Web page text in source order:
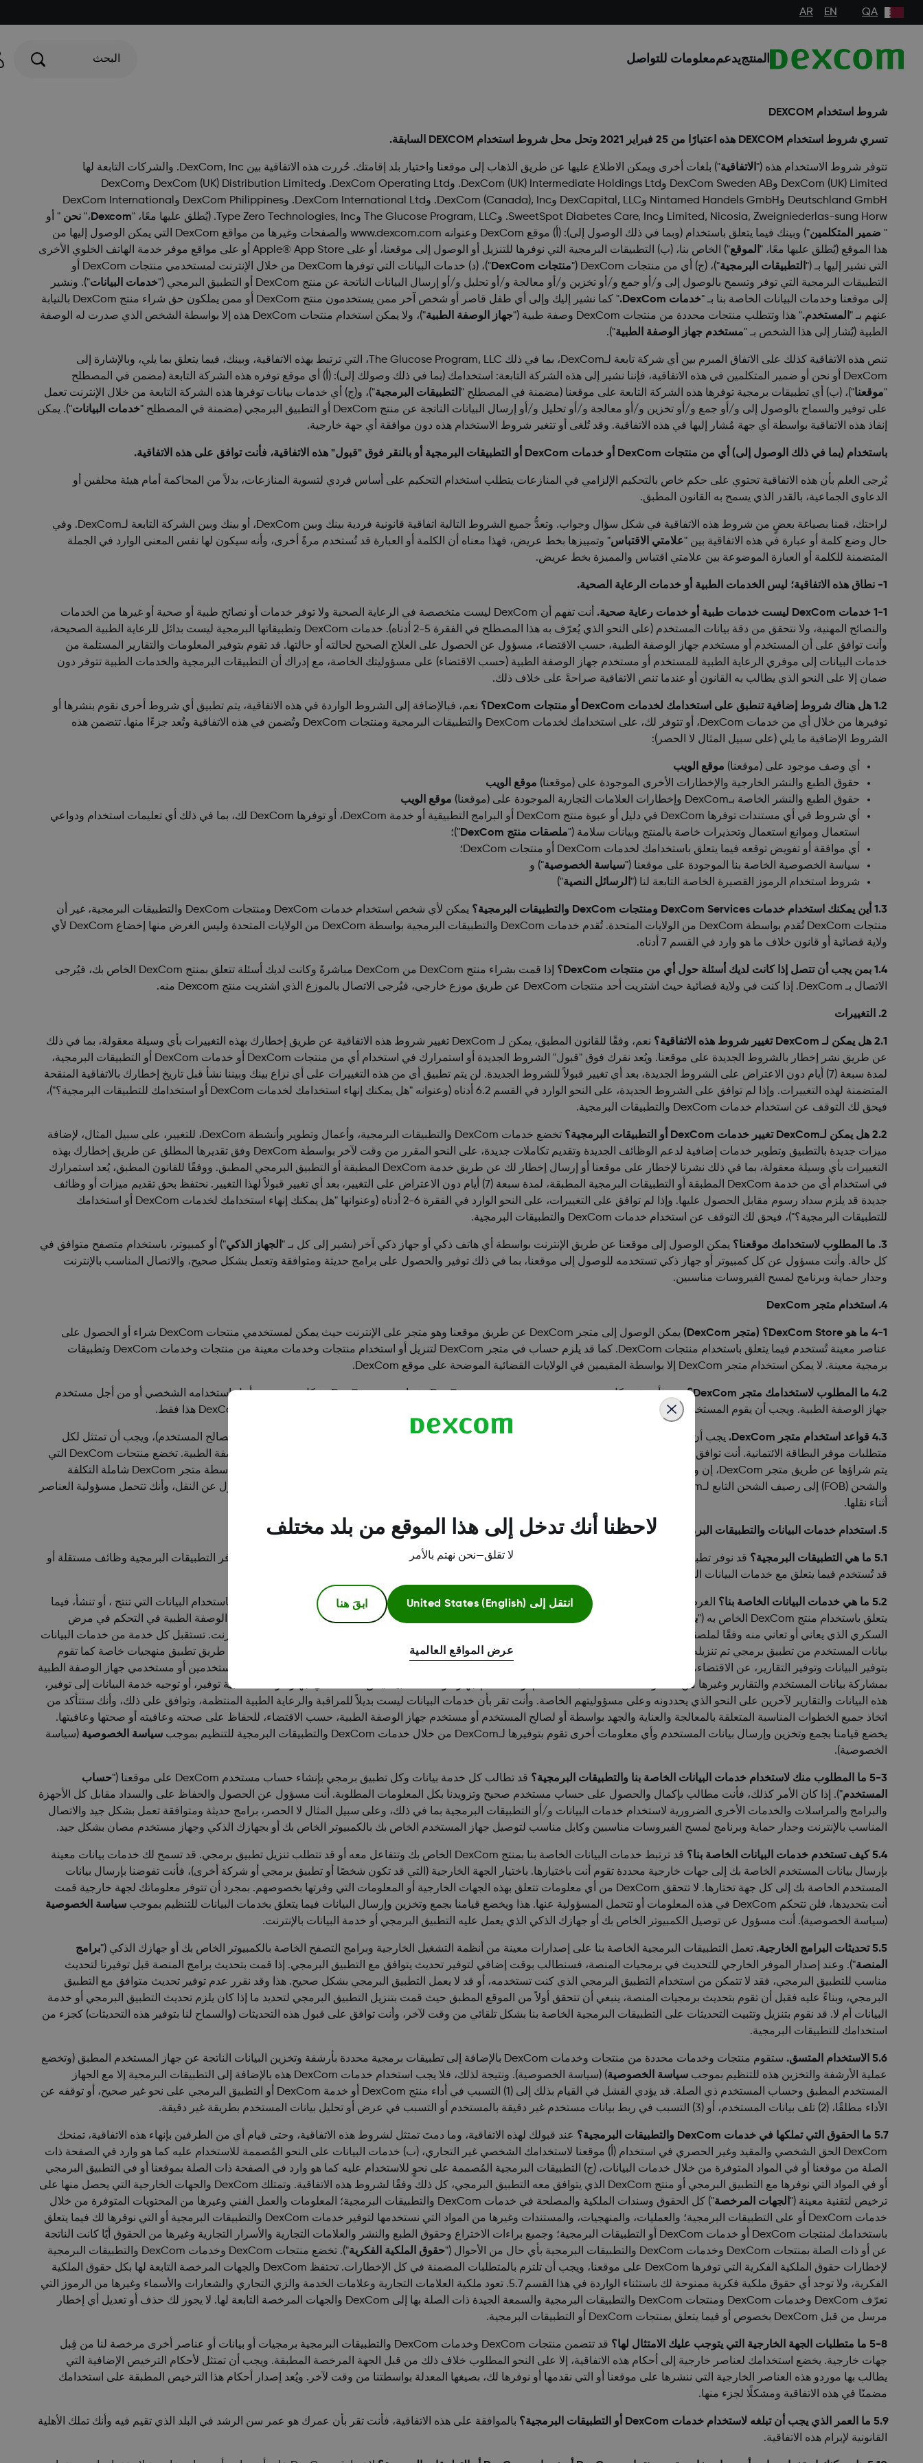
QA
EN
AR
المنتجيدعممعلومات للتواصل البحث
شروط استخدام DEXCOM
تسري شروط استخدام DEXCOM هذه اعتبارًا من 25 فبراير 2021 وتحل محل شروط استخدام DEXCOM السابقة.
تتوفر شروط الاستخدام هذه (" الاتفاقية
") بلغات أخرى ويمكن الاطلاع عليها عن طريق الذهاب إلى موقعنا واختيار بلد إقامتك. حُررت هذه الاتفاقية بين DexCom, Inc. والشركات التابعة لها
DexCom (UK) Limited وDexCom Sweden AB وDexCom (UK) Intermediate Holdings Ltd. وDexCom Operating Ltd. وDexCom (UK) Distribution Limited وDexCom
Deutschland GmbH وNintamed Handels GmbH وDexCapital, LLC وDexCom (Canada), Inc. وDexCom International Ltd. وDexCom Philippines وDexCom International
Limited, Nicosia, Zweigniederlas-sung Horw وSweetSpot Diabetes Care, Inc. وThe Glucose Program, LLC وType Zero Technologies, Inc. (يُطلق عليها معًا، "
Dexcom ،" نحن" أو
" ضمير المتكلمين
") وبينك فيما يتعلق باستخدام (وبما في ذلك الوصول إلى): (أ) موقع DexCom وعنوانه www.dexcom.com والصفحات وغيرها من مواقع DexCom التي يمكن الوصول إليها من
هذا الموقع (يُطلق عليها معًا، " الموقع
") الخاص بنا، (ب) التطبيقات البرمجية التي نوفرها للتنزيل أو الوصول إلى موقعنا، أو على Apple® App Store أو على مواقع موفر خدمة الهاتف الخلوي الأخرى
التي نشير إليها بـ (" التطبيقات البرمجية")، (ج) أي من منتجات DexCom (" منتجات DexCom
")، (د) خدمات البيانات التي توفرها DexCom من خلال الإنترنت لمستخدمي منتجات DexCom أو
التطبيقات البرمجية التي توفر وتسمح بالوصول إلى و/أو جمع و/أو تخزين و/أو معالجة و/أو تحليل و/أو إرسال البيانات الناتجة عن منتج DexCom أو التطبيق البرمجي ("
خدمات البيانات"). ونشير
إلى موقعنا وخدمات البيانات الخاصة بنا بـ "خدمات DexCom.
" كما نشير إليك وإلى أي طفل قاصر أو شخص آخر ممن يستخدمون منتج DexCom أو ممن يملكون حق شراء منتج DexCom بالنيابة
عنهم بـ " المستخدم." هذا وتتطلب منتجات محددة من منتجات DexCom وصفة طبية (" جهاز الوصفة الطبية
")، ولا يمكن استخدام منتجات DexCom هذه إلا بواسطة الشخص الذي صدرت له الوصفة
الطبية (يُشار إلى هذا الشخص بـ "مستخدم جهاز الوصفة الطبية").
تنص هذه الاتفاقية كذلك على الاتفاق المبرم بين أي شركة تابعة لـDexCom، بما في ذلك The Glucose Program, LLC، التي ترتبط بهذه الاتفاقية، وبينك، فيما يتعلق بما يلي، وبالإشارة إلى
DexCom أو نحن أو ضمير المتكلمين في هذه الاتفاقية، فإننا نشير إلى هذه الشركة التابعة: استخدامك (بما في ذلك وصولك إلى): (أ) أي موقع توفره هذه الشركة التابعة (مضمن في المصطلح
"موقعنا")، (ب) أي تطبيقات برمجية توفرها هذه الشركة التابعة على موقعنا (مضمنة في المصطلح " التطبيقات البرمجية")، و(ج) أي خدمات بيانات توفرها هذه الشركة التابعة من خلال الإنترنت تعمل
على توفير والسماح بالوصول إلى و/أو جمع و/أو تخزين و/أو معالجة و/أو تحليل و/أو إرسال البيانات الناتجة عن منتج DexCom أو التطبيق البرمجي (مضمنة في المصطلح "
خدمات البيانات"). يمكن
إنفاذ هذه الاتفاقية بواسطة أي جهة مُشار إليها في هذه الاتفاقية. وقد تُلغى أو تتغير شروط الاستخدام هذه دون موافقة أي جهة خارجية.
باستخدام (بما في ذلك الوصول إلى) أي من منتجات DexCom أو خدمات DexCom أو التطبيقات البرمجية أو بالنقر فوق "قبول" هذه الاتفاقية، فأنت توافق على هذه الاتفاقية.
يُرجى العلم بأن هذه الاتفاقية تحتوي على حكم خاص بالتحكيم الإلزامي في المنازعات يتطلب استخدام التحكيم على أساس فردي لتسوية المنازعات، بدلاً من المحاكمة أمام هيئة محلفين أو
الدعاوى الجماعية، بالقدر الذي يسمح به القانون المطبق.
لراحتك، قمنا بصياغة بعضٍ من شروط هذه الاتفاقية في شكل سؤال وجواب. وتعدُّ جميع الشروط التالية اتفاقية قانونية فردية بينك وبين DexCom، أو بينك وبين الشركة التابعة لـDexCom. وفي
حال وضع كلمة أو عبارة في هذه الاتفاقية بين "علامتي الاقتباس" وتمييزها بخط عريض، فهذا معناه أن الكلمة أو العبارة قد تُستخدم مرةً أخرى، وأنه سيكون لها نفس المعنى الوارد في الجملة
المتضمنة للكلمة أو العبارة الموضوعة بين علامتي اقتباس والمميزة بخط عريض.
1- نطاق هذه الاتفاقية؛ ليس الخدمات الطبية أو خدمات الرعاية الصحية.
1-1 خدمات DexCom ليست خدمات طبية أو خدمات رعاية صحية.
أنت تفهم أن DexCom ليست متخصصة في الرعاية الصحية ولا توفر خدمات أو نصائح طبية أو صحية أو غيرها من الخدمات
والنصائح المهنية، ولا نتحقق من دقة بيانات المستخدم (على النحو الذي يُعرّف به هذا المصطلح في الفقرة 5-2 أدناه). خدمات DexCom وتطبيقاتها البرمجية ليست بدائل للرعاية الطبية الصحيحة،
وأنت توافق على أن المستخدم أو مستخدم جهاز الوصفة الطبية، حسب الاقتضاء، مسؤول عن الحصول على العلاج الصحيح لحالته أو حالتها. قد تقوم بتوفير المعلومات والتقارير المستلمة من
خدمات البيانات إلى موفري الرعاية الطبية للمستخدم أو مستخدم جهاز الوصفة الطبية (حسب الاقتضاء) على مسؤوليتك الخاصة، مع إدراك أن التطبيقات البرمجية والخدمات الطبية تتوفر دون
ضمان إلا على النحو الذي يطالب به القانون أو عندما تنص الاتفاقية صراحةً على خلاف ذلك.
1.2 هل هناك شروط إضافية تنطبق على استخدامك لخدمات DexCom أو منتجات DexCom؟
نعم، فبالإضافة إلى الشروط الواردة في هذه الاتفاقية، يتم تطبيق أي شروط أخرى نقوم بنشرها أو
توفيرها من خلال أي من خدمات DexCom، أو تتوفر لك، على استخدامك لخدمات DexCom والتطبيقات البرمجية ومنتجات DexCom وتُضمن في هذه الاتفاقية وتُعد جزءًا منها. تتضمن هذه
الشروط الإضافية ما يلي (على سبيل المثال لا الحصر):
أي وصف موجود على (موقعنا) موقع الويب
حقوق الطبع والنشر الخارجية والإخطارات الأخرى الموجودة على (موقعنا) موقع الويب
حقوق الطبع والنشر الخاصة بـDexCom وإخطارات العلامات التجارية الموجودة على (موقعنا)
موقع الويب
أي شروط في أي مستندات توفرها DexCom في دليل أو عبوة منتج DexCom أو البرامج التطبيقية أو خدمة DexCom، أو توفرها DexCom لك، بما في ذلك أي تعليمات استخدام ودواعي
استعمال وموانع استعمال وتحذيرات خاصة بالمنتج وبيانات سلامة ("ملصقات منتج DexCom
")؛
أي موافقة أو تفويض توقعه فيما يتعلق باستخدامك لخدمات DexCom أو منتجات DexCom؛
سياسة الخصوصية الخاصة بنا الموجودة على موقعنا ("سياسة الخصوصية") و
شروط استخدام الرموز القصيرة الخاصة التابعة لنا (" الرسائل النصية"
)
1.3 أين يمكنك استخدام خدمات DexCom Services ومنتجات DexCom والتطبيقات البرمجية؟
يمكن لأي شخص استخدام خدمات DexCom ومنتجات DexCom والتطبيقات البرمجية، غير أن
منتجات DexCom تُقدم بواسطة DexCom من الولايات المتحدة. تُقدم خدمات DexCom والتطبيقات البرمجية بواسطة DexCom من الولايات المتحدة وليس الغرض منها إخضاع DexCom لأي
ولاية قضائية أو قانون خلاف ما هو وارد في القسم 7 أدناه.
1.4 بمن يجب أن تتصل إذا كانت لديك أسئلة حول أي من منتجات DexCom؟
إذا قمت بشراء منتج DexCom من DexCom مباشرةً وكانت لديك أسئلة تتعلق بمنتج DexCom الخاص بك، فيُرجى
الاتصال بـ DexCom. إذا كنت في ولاية قضائية حيث اشتريت أحد منتجات DexCom عن طريق موزع خارجي، فيُرجى الاتصال بالموزع الذي اشتريت منتج Dexcom منه.
2. التغييرات
2.1 هل يمكن لـ DexCom تغيير شروط هذه الاتفاقية؟
نعم، وفقًا للقانون المطبق، يمكن لـ DexCom تغيير شروط هذه الاتفاقية عن طريق إخطارك بهذه التغييرات بأي وسيلة معقولة، بما في ذلك
عن طريق نشر إخطار بالشروط الجديدة على موقعنا. ويُعد نقرك فوق "قبول" الشروط الجديدة أو استمرارك في استخدام أي من منتجات DexCom أو خدمات DexCom أو التطبيقات البرمجية،
لمدة سبعة (7) أيام دون الاعتراض على الشروط الجديدة، بعد أي تغيير قبولاً للشروط الجديدة. لن يتم تطبيق أي من هذه التغييرات على أي نزاع بينك وبيننا نشأ قبل تاريخ إخطارك بالاتفاقية المنقحة
المتضمنة لهذه التغييرات. وإذا لم توافق على الشروط الجديدة، على النحو الوارد في القسم 6.2 أدناه (وعنوانه "هل يمكنك إنهاء استخدامك لخدمات DexCom أو استخدامك للتطبيقات البرمجية؟")،
فيحق لك التوقف عن استخدام خدمات DexCom والتطبيقات البرمجية.
2.2 هل يمكن لـDexCom تغيير خدمات DexCom أو التطبيقات البرمجية؟
تخضع خدمات DexCom والتطبيقات البرمجية، وأعمال وتطوير وأنشطة DexCom، للتغيير، على سبيل المثال، لإضافة
ميزات جديدة بالتطبيق وتطوير خدمات إضافية لدعم الوظائف الجديدة وتقديم تكاملات جديدة، على النحو المقرر من وقت لآخر بواسطة DexCom وفق تقديرها المطلق عن طريق إخطارك بهذه
التغييرات بأي وسيلة معقولة، بما في ذلك نشرنا لإخطار على موقعنا أو إرسال إخطار لك عن طريق خدمة DexCom المطبقة أو التطبيق البرمجي المطبق. ووفقًا للقانون المطبق، يُعد استمرارك
في استخدام أي من خدمة DexCom المطبقة أو التطبيقات البرمجية المطبقة، لمدة سبعة (7) أيام دون الاعتراض على التغيير، بعد أي تغيير قبولاً لهذا التغيير. نحتفظ بحق تقديم ميزات أو وظائف
جديدة قد يلزم سداد رسوم مقابل الحصول عليها. وإذا لم توافق على التغييرات، على النحو الوارد في الفقرة 6-2 أدناه (وعنوانها "هل يمكنك إنهاء استخدامك لخدمات DexCom أو استخدامك
للتطبيقات البرمجية؟")، فيحق لك التوقف عن استخدام خدمات DexCom والتطبيقات البرمجية.
3. ما المطلوب لاستخدامك موقعنا؟ يمكن الوصول إلى موقعنا عن طريق الإنترنت بواسطة أي هاتف ذكي أو جهاز ذكي آخر (نشير إلى كل بـ " الجهاز الذكي") أو كمبيوتر، باستخدام متصفح متوافق في
كل حالة. وأنت مسؤول عن كل كمبيوتر أو جهاز ذكي تستخدمه للوصول إلى موقعنا، بما في ذلك توفير والحصول على برامج حديثة ومتوافقة وتعمل بشكل صحيح، والاتصال المناسب بالإنترنت
وجدار حماية وبرنامج لمسح الفيروسات مناسبين.
4. استخدام متجر DexCom
4-1 ما هو DexCom Store؟ (متجر DexCom)
يمكن الوصول إلى متجر DexCom عن طريق موقعنا وهو متجر على الإنترنت حيث يمكن لمستخدمي منتجات DexCom شراء أو الحصول على
عناصر معينة تُستخدم فيما يتعلق باستخدام منتجات DexCom. كما قد يلزم حساب في متجر DexCom لتنزيل أو استخدام منتجات وخدمات معينة من منتجات وخدمات DexCom وتطبيقات
برمجية معينة. لا يمكن استخدام متجر DexCom إلا بواسطة المقيمين في الولايات القضائية الموضحة على موقع DexCom.
4.2 ما المطلوب لاستخدامك متجر DexCom؟
يجب أن يقوم كل مستخدم من مستخدمي متجر DexCom بشراء منتج DexCom بشكل صحيح من أجل استخدامه الشخصي أو من أجل مستخدم
جهاز الوصفة الطبية. ويجب أن يقوم المستخدم بإعداد حساب صحيح على متجر DexCom؛ ويجب أن يقوم بشراء عناصر لاستخدامه فيما يتعلق بمنتج DexCom هذا فقط.
4.3 قواعد استخدام متجر DexCom.
يجب أن تستخدم متجر DexCom باسمك فقط. يجب أن تستخدم بطاقة ائتمانك (أو بطاقة تُفوض قانونًا باستخدامها لصالح المستخدم)، ويجب أن تمتثل لكل
متطلبات موفر البطاقة الائتمانية. أنت توافق على شراء منتجات DexCom فقط من أجل الاستخدام الشخصي بواسطة أو بالنيابة عن مستخدم جهاز الوصفة الطبية. تخضع منتجات DexCom التي
يتم شراؤها عن طريق متجر DexCom، إن وجدت، لسياسة الضمان والإعادة المضمنة في ملصقات منتج DexCom. يتم شحن كل منتجات DexCom بواسطة متجر DexCom شاملة التكلفة
والشحن (FOB) إلى رصيف الشحن التابع لـDexCom، مما يعني أن سند الملكية ينتقل إليك عندما تضع DexCom العناصر المطلوبة لدى المرسل المسؤول عن النقل، وأنك تتحمل مسؤولية العناصر
أثناء نقلها.
5. استخدام خدمات البيانات والتطبيقات البرمجية الخاصة بنا
5.1 ما هي التطبيقات البرمجية؟
قد نوفر تطبيقات برمجية لتستخدمها على الكمبيوتر أو الأجهزة الذكية فيما يتعلق باستخدامك لمنتجات DexCom. وقد توفر التطبيقات البرمجية وظائف مستقلة أو
قد تُستخدم فيما يتعلق مع خدمات البيانات الخاصة بنا أو قد تُستخدم لكلا الأمرين.
5.2 ما هي خدمات البيانات الخاصة بنا؟
الغرض من خدمات البيانات الخاصة بنا هو السماح للمستخدم أو مستخدم جهاز الوصفة الطبية، حسب الاقتضاء، باستخدام البيانات التي تنتج ، أو تنشأ، فيما
يتعلق باستخدام منتج DexCom الخاص به ("
بيانات المستخدم ") الذي تتوافق معه خدمة البيانات ("
") لمساعدة المستخدم أو مستخدم جهاز الوصفة الطبية في التحكم في مرض
السكري الذي يعاني أو تعاني منه وفقًا لملصقات منتج DexCom المطبق. ويتطلب استخدام خدمات البيانات الخاصة بنا جهازًا ذكيًّا أو كمبيوتر متصلًا بالإنترنت. تستقبل كل خدمة من خدمات البيانات
بيانات المستخدم من تطبيق برمجي تم تنزيله على جهازك الذكي أو الكمبيوتر الخاص بك. وتقوم خدمات البيانات الخاصة بنا بمعالجة بيانات المستخدم عن طريق تطبيق منهجيات خاصة كما تقوم
بتوفير البيانات وتوفير التقارير، عن الاقتضاء، للمستخدمين أو مستخدمي جهاز الوصفة الطبية. من الممكن أن تسمح خدمات البيانات الخاصة بنا أيضًا للمستخدمين أو مستخدمي جهاز الوصفة الطبية
بمشاركة بيانات المستخدم والتقارير وغيرها من المعلومات ذات الصلة بالمستخدم أو مستخدم جهاز الوصفة الطبية. يحق لمستخدمي جهاز الوصفة الطبية توفير، أو توجيه خدمة البيانات إلى توفير،
هذه البيانات والتقارير لآخرين على النحو الذي يحددونه وعلى مسؤوليتهم الخاصة. وأنت تقر بأن خدمات البيانات ليست بديلاً للمراقبة والرعاية الطبية المنتظمة، وتوافق على ذلك، وأنك ستتأكد من
اتخاذ جميع الخطوات المناسبة المتعلقة بالمعالجة والعناية والجهد بواسطة أو لصالح المستخدم أو مستخدم جهاز الوصفة الطبية، حسب الاقتضاء، للحفاظ على صحته وعافيته أو صحتها وعافيتها.
يخضع قيامنا بجمع وتخزين وإرسال بيانات المستخدم وأي معلومات أخرى تقوم بتوفيرها لـDexCom من خلال خدمات DexCom والتطبيقات البرمجية للتنظيم بموجب
سياسة الخصوصية (سياسة
الخصوصية).
5-3 ما المطلوب منك لاستخدام خدمات البيانات الخاصة بنا والتطبيقات البرمجية؟ قد تطالب كل خدمة بيانات وكل تطبيق برمجي بإنشاء حساب مستخدم DexCom على موقعنا ("
حساب
المستخدم"). إذا كان الأمر كذلك، فأنت مطالب بإكمال والحصول على حساب مستخدم صحيح وتزويدنا بكل المعلومات المطلوبة. أنت مسؤول عن الحصول والحفاظ على والسداد مقابل كل الأجهزة
والبرامج والمراسلات والخدمات الأخرى الضرورية لاستخدام خدمات البيانات و/أو التطبيقات البرمجية بما في ذلك، وعلى سبيل المثال لا الحصر، برامج حديثة ومتوافقة تعمل بشكل جيد والاتصال
المناسب بالإنترنت وجدار حماية وبرنامج لمسح الفيروسات مناسبين وكابل مناسب لتوصيل جهاز المستخدم الخاص بك بالكمبيوتر الخاص بك أو بجهازك الذكي وجهاز مستخدم مصان بشكل جيد.
5.4 كيف تستخدم خدمات البيانات الخاصة بنا؟
قد ترتبط خدمات البيانات الخاصة بنا بمنتج DexCom الخاص بك وتتفاعل معه أو قد تتطلب تنزيل تطبيق برمجي. قد تسمح لك خدمات بيانات معينة
بإرسال بيانات المستخدم الخاصة بك إلى جهات خارجية محددة تقوم أنت باختيارها. باختيار الجهة الخارجية (التي قد تكون شخصًا أو تطبيق برمجي أو شركة أخرى)، فأنت تفوضنا بإرسال بيانات
المستخدم الخاصة بك إلى كل جهة تختارها. لا تتحقق DexCom من أي معلومات تتعلق بهذه الجهات الخارجية أو المعلومات التي وفرتها بخصوصهم. بمجرد أن تتوفر معلوماتك لجهة خارجية قمت
أنت بتحديدها، فلن تتحكم DexCom في هذه المعلومات أو تتحمل المسؤولية عنها. هذا ويخضع قيامنا بجمع وتخزين وإرسال البيانات فيما يتعلق بخدمات البيانات للتنظيم بموجب
سياسة الخصوصية
(سياسة الخصوصية). أنت مسؤول عن توصيل الكمبيوتر الخاص بك أو جهازك الذكي الذي يعمل عليه التطبيق البرمجي أو خدمة البيانات بالإنترنت.
5.5 تحديثات البرامج الخارجية. تعمل التطبيقات البرمجية الخاصة بنا على إصدارات معينة من أنظمة التشغيل الخارجية وبرامج التصفح الخاصة بالكمبيوتر الخاص بك أو جهازك الذكي ("برامج
المنصة"). وعند إصدار الموفر الخارجي للتحديث في برمجيات المنصة، فسنطالب بوقت إضافي لتوفير تحديث يتوافق مع التطبيق البرمجي. إذا قمت بتحديث برامج المنصة قبل توفيرنا لتحديث
مناسب للتطبيق البرمجي، فقد لا تتمكن من استخدام التطبيق البرمجي الذي كنت تستخدمه، أو قد لا يعمل التطبيق البرمجي بشكل صحيح. هذا وقد نقرر عدم توفير تحديث متوافق مع التطبيق
البرمجي، وبناءً عليه فقبل أن تقوم بتحديث برمجيات المنصة، ينبغي أن تتحقق أولاً من الموقع المطبق حيث قمت بتنزيل التطبيق البرمجي لتحديد ما إذا كان يلزم تحديث التطبيق البرمجي أو خدمة
البيانات أم لا. قد نقوم بتنزيل وتثبيت التحديثات على التطبيقات البرمجية الخاصة بنا بشكل تلقائي من وقت لآخر، وأنت توافق على قبول هذه التحديثات (والسماح لنا بتوفير هذه التحديثات) كجزء من
استخدامك للتطبيقات البرمجية.
5.6 الاستخدام المتسق.
ستقوم منتجات وخدمات محددة من منتجات وخدمات DexCom بالإضافة إلى تطبيقات برمجية محددة بأرشفة وتخزين البيانات الناتجة عن جهاز المستخدم المطبق (وتخضع
عملية الأرشفة والتخزين هذه للتنظيم بموجبسياسة الخصوصية
) (سياسة الخصوصية). ونتيجة لذلك، فلا يجب استخدام خدمات DexCom هذه بالإضافة إلى التطبيقات البرمجية إلا مع الجهاز
المستخدم المطبق وحساب المستخدم ذي الصلة. قد يؤدي الفشل في القيام بذلك إلى (1) التسبب في أداء منتج DexCom أو خدمة DexCom أو التطبيق البرمجي على نحو غير صحيح، أو توقفه عن
الأداء مطلقًا، (2) تلف بيانات المستخدم، أو (3) التسبب في ربط بيانات مستخدم غير دقيقة بالمستخدم أو التسبب في عرض أو تحليل بيانات المستخدم بطريقة غير دقيقة.
5.7 ما الحقوق التي تملكها في خدمات DexCom والتطبيقات البرمجية؟
عند قبولك لهذه الاتفاقية، وما دمتَ تمتثل لشروط هذه الاتفاقية، وحتى قيام أي من الطرفين بإنهاء هذه الاتفاقية، تمنحك
DexCom الحق الشخصي والمقيد وغير الحصري في استخدام (أ) موقعنا لاستخدامك الشخصي غير التجاري، (ب) خدمات البيانات على النحو المُصممة للاستخدام عليه كما هو وارد في الصفحة ذات
الصلة من موقعنا أو في المواد المتوفرة من خلال خدمات البيانات، (ج) التطبيقات البرمجية المُصممة على نحوٍ للاستخدام عليه كما هو وارد في الصفحة ذات الصلة بموقعنا أو في التطبيق البرمجي
أو في المواد التي نوفرها مع التطبيق البرمجي أو منتج DexCom الذي يتوافق معه التطبيق البرمجي، كل ذلك وفقًا لشروط هذه الاتفاقية. وتمتلك DexCom والجهات الخارجية التي يحصل منها على
ترخيص لتقنية معينة (" الجهات المرخصة
") كل الحقوق وسندات الملكية والمصلحة في خدمات DexCom والتطبيقات البرمجية؛ المعلومات والعمل الفني وغيرها من المحتويات المتوفرة من خلال
خدمات DexCom أو على التطبيقات البرمجية؛ والعمليات، والمنهجيات، والمستندات وغيرها من المواد التي نستخدمها لتوفير خدمات DexCom والتطبيقات البرمجية أو التي نوفرها لك فيما يتعلق
باستخدامك لمنتجات DexCom أو خدمات DexCom أو التطبيقات البرمجية؛ وجميع براءات الاختراع وحقوق الطبع والنشر والعلامات التجارية والأسرار التجارية وغيرها من الحقوق أيًا كانت الناتجة
عن أو ذات الصلة بمنتجات DexCom وخدمات DexCom والتطبيقات البرمجية بأي حال من الأحوال ("
حقوق الملكية الفكرية
"). تخضع منتجات DexCom وخدمات DexCom والتطبيقات البرمجية
لإخطارات حقوق الملكية الفكرية التي توفرها DexCom على موقعنا، ويجب أن تلتزم بالمتطلبات المضمنة في كل الإخطارات. تحتفظ DexCom والجهات المرخصة التابعة لها بكل حقوق الملكية
الفكرية، ولا توجد أي حقوق ملكية فكرية ممنوحة لك باستثناء الواردة في هذا القسم 5.7. تعود ملكية العلامات التجارية وعلامات الخدمة والزي التجاري والشعارات والأسماء وغيرها من الرموز التي
تعرّف DexCom وخدمات DexCom ومنتجات DexCom والتطبيقات البرمجية والسمعة الجيدة ذات الصلة بها إلى DexCom والجهات المرخصة التابعة لها. لا يجوز لك حذف أو تعديل أي إخطار
مرسل من قبل DexCom بخصوص أو فيما يتعلق بمنتجات DexCom أو التطبيقات البرمجية.
5-8 ما متطلبات الجهة الخارجية التي يتوجب عليك الامتثال لها؟
قد تتضمن منتجات DexCom وخدمات DexCom والتطبيقات البرمجية برمجيات أو بيانات أو عناصر أخرى مرخصة لنا من قِبل
جهات خارجية. يخضع استخدامك لعناصر خارجية إلى أحكام هذه الاتفاقية، إلا على النحو المطلوب خلاف ذلك من قبل الجهة المرخصة المطبقة. ويجب أن تمتثل لأحكام الترخيص الإضافية التي
يطالب بها موردو هذه العناصر الخارجية التي ننشرها على موقعنا أو التي نقدمها أو نوفرها لك، بصيغها المعدلة بواسطتنا من وقت لآخر. ويُعد إصدار أحكام هذا الترخيص المطبقة على استخدامك
مضمنًا في هذه الاتفاقية ومشكلًا لجزء منها.
5.9 ما العمر الذي يجب أن تبلغه لاستخدام خدمات DexCom أو التطبيقات البرمجية؟
بالموافقة على هذه الاتفاقية، فأنت تقر بأن عمرك هو عمر سن الرشد في البلد الذي تقيم فيه وأنك تملك الأهلية
القانونية لإبرام هذه الاتفاقية.
لاحظنا أنك تدخل إلى هذا الموقع من بلد مختلف
لا تقلق—نحن نهتم بالأمر
انتقل إلى United States (English) ابقَ هنا
عرض المواقع العالمية